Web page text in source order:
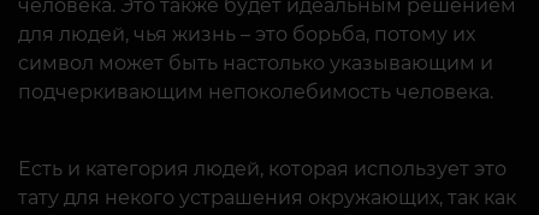
человека. Это также будет идеальным решением
для людей, чья жизнь – это борьба, потому их
символ может быть настолько указывающим и
подчеркивающим непоколебимость человека.
Есть и категория людей, которая использует это
тату для некого устрашения окружающих, так как